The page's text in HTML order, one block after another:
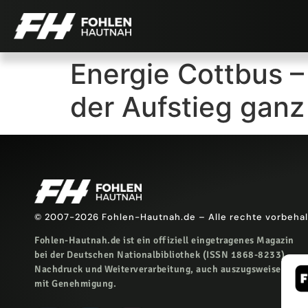
Energie Cottbus
der Aufstieg
© 2007-2026 Fohlen-Hautnah.de – Alle rechte
Fohlen-Hautnah.de ist ein offiziell eingetragenes Magazin
bei der Deutschen Nationalbibliothek (ISSN 1868-8233).
Nachdruck und Weiterverarbeitung, auch auszugsweise, nur
mit Genehmigung.